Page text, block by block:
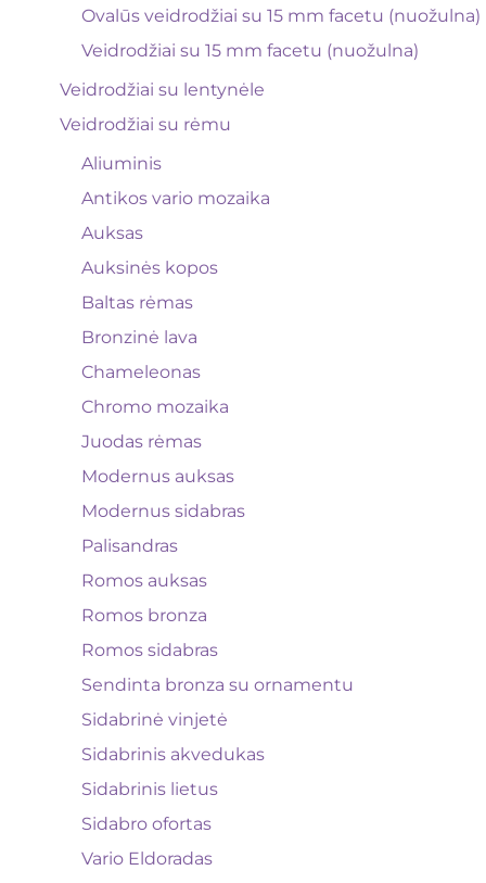
Ovalūs veidrodžiai su 15 mm facetu (nuožulna)
Veidrodžiai su 15 mm facetu (nuožulna)
Veidrodžiai su lentynėle
Veidrodžiai su rėmu
Aliuminis
Antikos vario mozaika
Auksas
Auksinės kopos
Baltas rėmas
Bronzinė lava
Chameleonas
Chromo mozaika
Juodas rėmas
Modernus auksas
Modernus sidabras
Palisandras
Romos auksas
Romos bronza
Romos sidabras
Sendinta bronza su ornamentu
Sidabrinė vinjetė
Sidabrinis akvedukas
Sidabrinis lietus
Sidabro ofortas
Vario Eldoradas